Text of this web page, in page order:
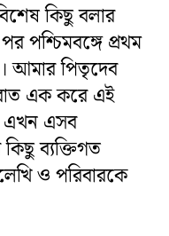
কিছু বলার
পশ্চিমবঙ্গে প্রথম
আমার পিতৃদেব
এক করে এই
এখন এসব
ব্যক্তিগত
ও পরিবারকে